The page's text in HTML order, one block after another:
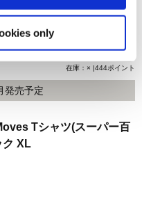
only
8,880円
在庫：× |444ポイント
発売予定
Tシャツ(スーパー百
ク XL